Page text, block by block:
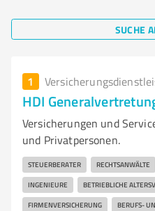
SUCHE
1
HDI
Versicherungen und
und Privatpersonen.
STEUERBERATER RECHTSANWÄLTE
INGENIEURE BETRIEBLICHE
FIRMENVERSICHERUNG BERUFS-